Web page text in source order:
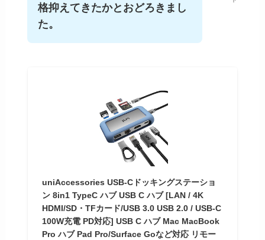
格抑えてきたかとおどろきまし
た。
uniAccessories USB-Cドッキングステーショ
ン 8in1 TypeC ハブ USB C ハブ [LAN / 4K
HDMI/SD・TFカード/USB 3.0 USB 2.0 / USB-C
100W充電 PD対応] USB C ハブ Mac MacBook
Pro ハブ Pad Pro/Surface Goなど対応 リモー